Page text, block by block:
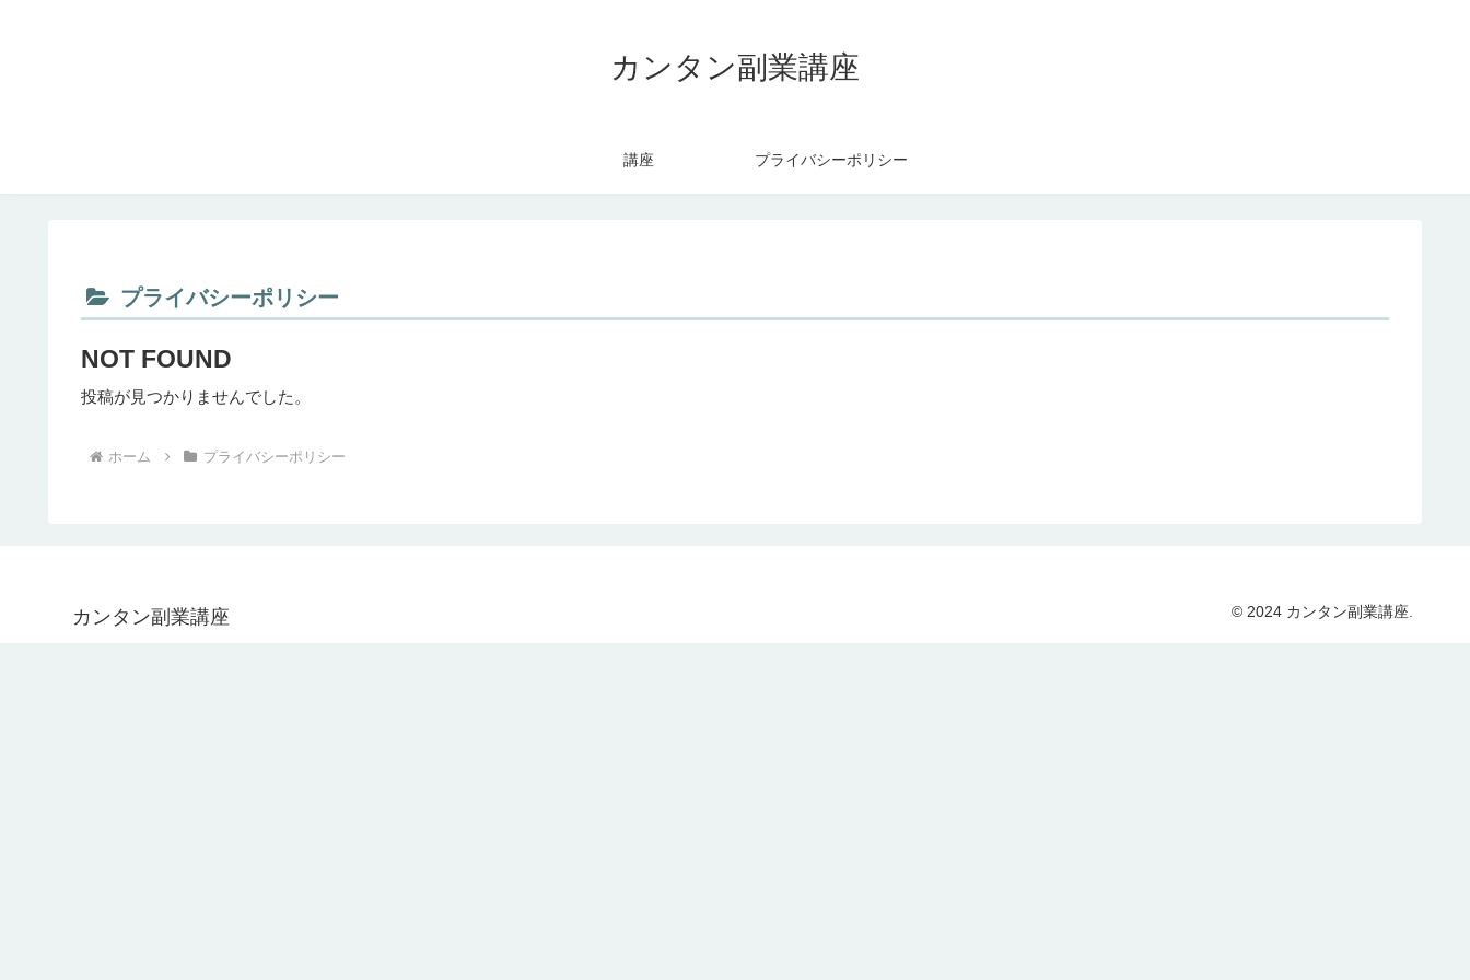
カンタン副業講座
講座 プライバシーポリシー
プライバシーポリシー
NOT FOUND
投稿が見つかりませんでした。
ホーム プライバシーポリシー
カンタン副業講座 © 2024 カンタン副業講座.